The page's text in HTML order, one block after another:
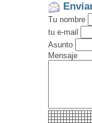
Tu nombre
tu e-mail
Asunto
Mensaje